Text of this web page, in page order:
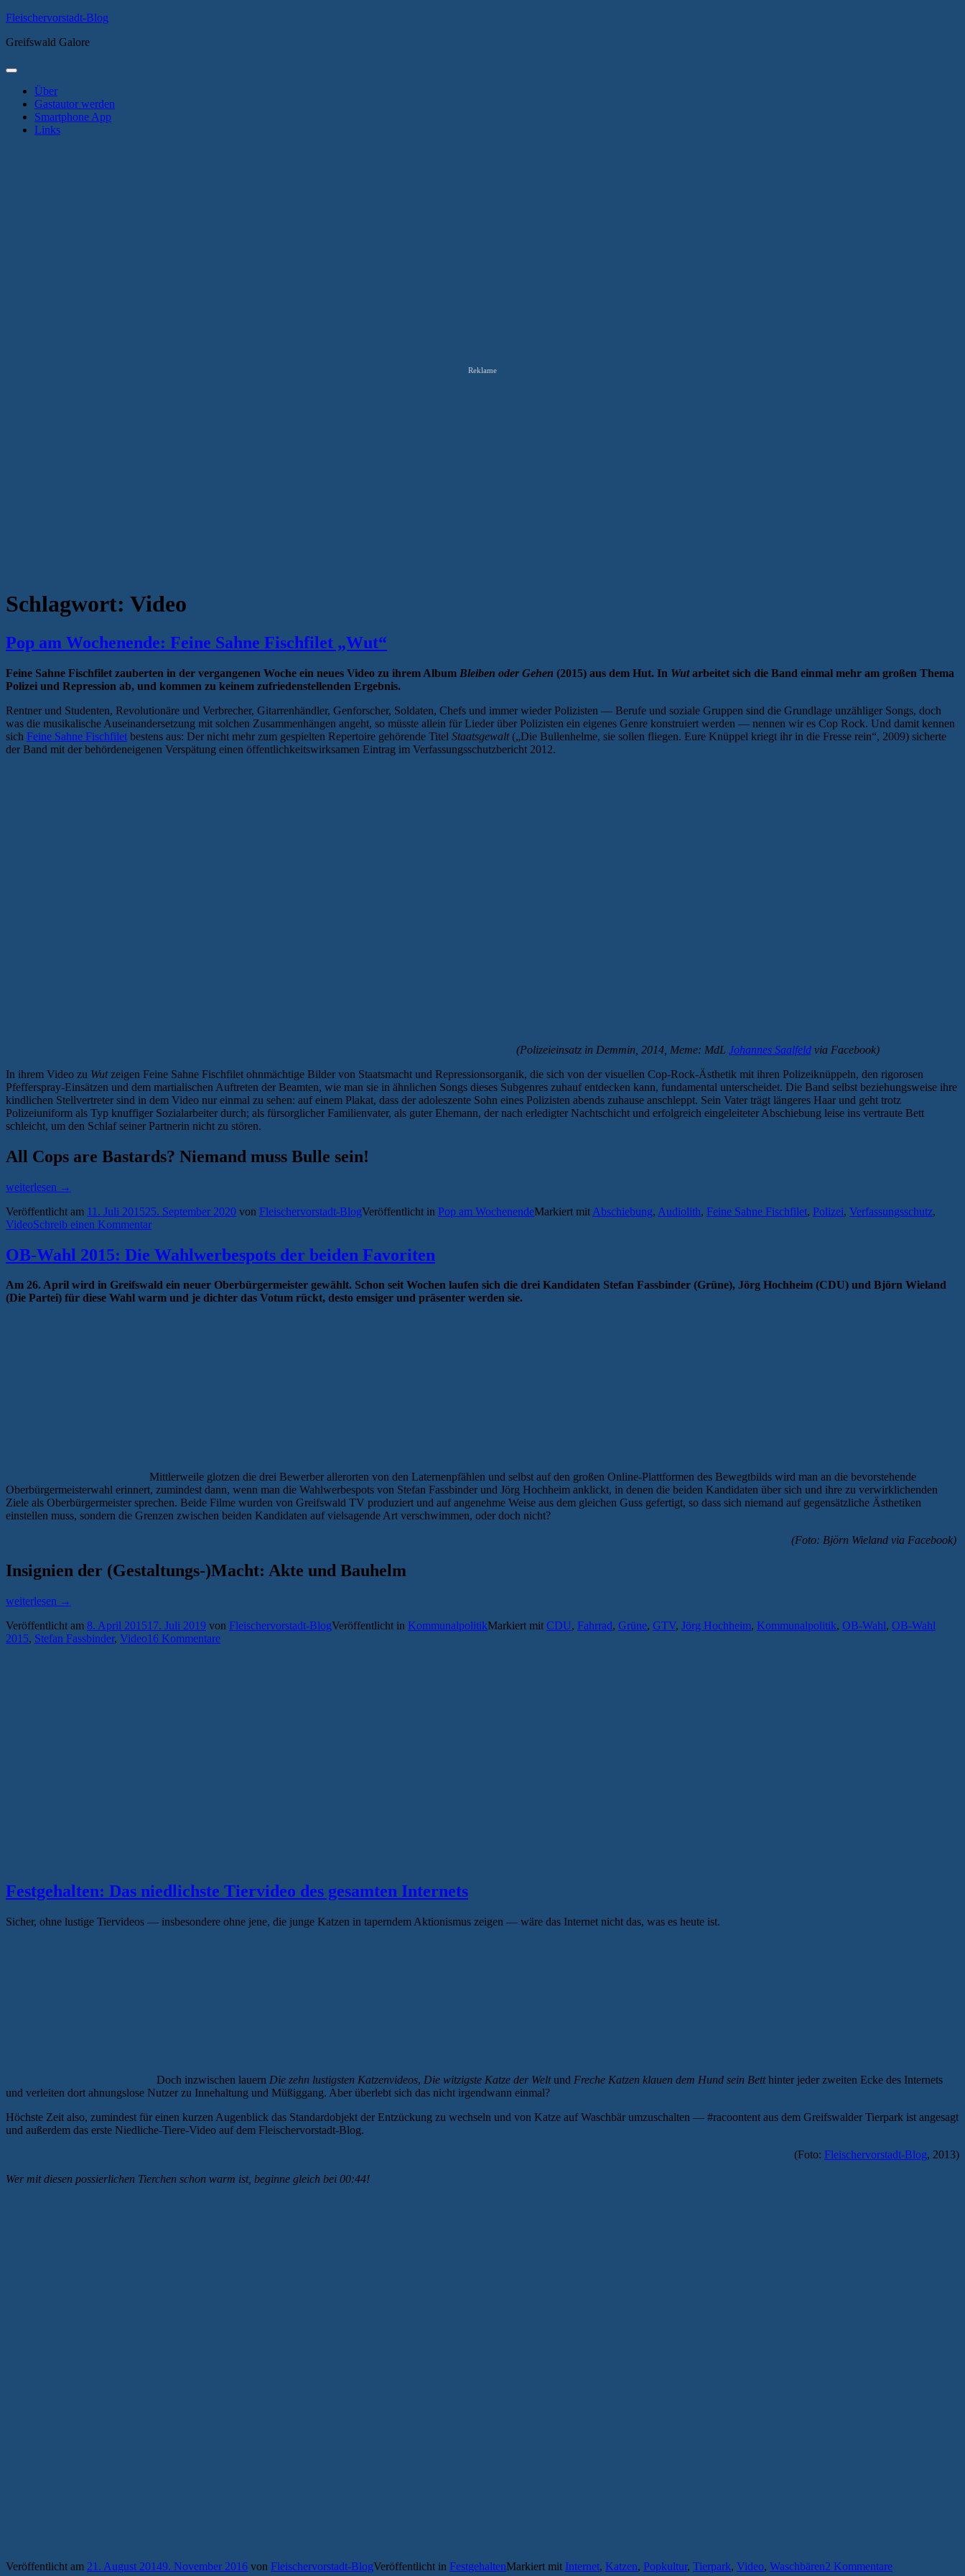
Zum
springen
Fleischervorstadt-Blog
Greifswald Galore
Primäres
Über
Gastautor werden
Smartphone App
Links
Reklame
Schlagwort: Video
Pop am Wochenende: Feine Sahne Fischfilet „Wut“
Feine Sahne Fischfilet zauberten in der vergangenen Woche ein neues Video zu ihrem Album Bleiben oder Gehen (2015) aus dem Hut. In Wutarbeitet sich die Band einmal mehr am großen Thema
Polizei und Repression ab, und kommen zu keinem zufriedenstellenden Ergebnis.
Rentner und Studenten, Revolutionäre und Verbrecher, Gitarrenhändler, Genforscher, Soldaten, Chefs und immer wieder Polizisten — Berufe und soziale Gruppen sind die Grundlage unzähliger Songs, doch
was die musikalische Auseinandersetzung mit solchen Zusammenhängen angeht, so müsste allein für Lieder über Polizisten ein eigenes Genre konstruiert werden — nennen wir es Cop Rock. Und damit kennen
sich Feine Sahne Fischfilet bestens aus: Der nicht mehr zum gespielten Repertoire gehörende Titel Staatsgewalt(„Die Bullenhelme, sie sollen fliegen. Eure Knüppel kriegt ihr in die Fresse rein“, 2009) sicherte
der Band mit der behördeneigenen Verspätung einen öffentlichkeitswirksamen Eintrag im Verfassungsschutzbericht 2012.
(Polizeieinsatz in Demmin, 2014, Meme: MdL Johannes Saalfeld via Facebook)
In ihrem Video zu Wutzeigen Feine Sahne Fischfilet ohnmächtige Bilder von Staatsmacht und Repressionsorganik, die sich von der visuellen Cop-Rock-Ästhetik mit ihren Polizeiknüppeln, den rigorosen
Pfefferspray-Einsätzen und dem martialischen Auftreten der Beamten, wie man sie in ähnlichen Songs dieses Subgenres zuhauf entdecken kann, fundamental unterscheidet. Die Band selbst beziehungsweise ihre
kindlichen Stellvertreter sind in dem Video nur einmal zu sehen: auf einem Plakat, dass der adoleszente Sohn eines Polizisten abends zuhause anschleppt. Sein Vater trägt längeres Haar und geht trotz
Polizeiuniform als Typ knuffiger Sozialarbeiter durch; als fürsorglicher Familienvater, als guter Ehemann, der nach erledigter Nachtschicht und erfolgreich eingeleiteter Abschiebung leise ins vertraute Bett
schleicht, um den Schlaf seiner Partnerin nicht zu stören.
All Cops are Bastards? Niemand muss Bulle sein!
„Pop
Wochenende:
Feine
Fischfilet
„Wut““
weiterlesen →
Veröffentlicht am 11. Juli 201525. September 2020 von Fleischervorstadt-BlogVeröffentlicht in Pop am WochenendeMarkiert mit Abschiebung, Audiolith, Feine Sahne Fischfilet, Polizei, Verfassungsschutz,
VideoSchreib einen Kommentar
OB-Wahl 2015: Die Wahlwerbespots der beiden Favoriten
Am 26. April wird in Greifswald ein neuer Oberbürgermeister gewählt. Schon seit Wochen laufen sich die drei Kandidaten Stefan Fassbinder (Grüne), Jörg Hochheim (CDU) und Björn Wieland
(Die Partei) für diese Wahl warm und je dichter das Votum rückt, desto emsiger und präsenter werden sie.
Mittlerweile glotzen die drei Bewerber allerorten von den Laternenpfählen und selbst auf den großen Online-Plattformen des Bewegtbilds wird man an die bevorstehende
Oberbürgermeisterwahl erinnert, zumindest dann, wenn man die Wahlwerbespots von Stefan Fassbinder und Jörg Hochheim anklickt, in denen die beiden Kandidaten über sich und ihre zu verwirklichenden
Ziele als Oberbürgermeister sprechen. Beide Filme wurden von Greifswald TV produziert und auf angenehme Weise aus dem gleichen Guss gefertigt, so dass sich niemand auf gegensätzliche Ästhetiken
einstellen muss, sondern die Grenzen zwischen beiden Kandidaten auf vielsagende Art verschwimmen, oder doch nicht?
(Foto: Björn Wieland via Facebook)
Insignien der (Gestaltungs-)Macht: Akte und Bauhelm
„OB-
2015:
Die
weiterlesen →
Veröffentlicht am 8. April 201517. Juli 2019 von Fleischervorstadt-BlogVeröffentlicht in KommunalpolitikMarkiert mit CDU, Fahrrad, Grüne, GTV, Jörg Hochheim, Kommunalpolitik, OB-Wahl, OB-Wahl
2015, Stefan Fassbinder, Video16 Kommentare
Festgehalten: Das niedlichste Tiervideo des gesamten Internets
Sicher, ohne lustige Tiervideos — insbesondere ohne jene, die junge Katzen in taperndem Aktionismus zeigen — wäre das Internet nicht das, was es heute ist.
Doch inzwischen lauern Die zehn lustigsten Katzenvideos, Die witzigste Katze der Weltund Freche Katzen klauen dem Hund sein Betthinter jeder zweiten Ecke des Internets
und verleiten dort ahnungslose Nutzer zu Innehaltung und Müßiggang. Aber überlebt sich das nicht irgendwann einmal?
Höchste Zeit also, zumindest für einen kurzen Augenblick das Standardobjekt der Entzückung zu wechseln und von Katze auf Waschbär umzuschalten — #racoontent aus dem Greifswalder Tierpark ist angesagt
und außerdem das erste Niedliche-Tiere-Video auf dem Fleischervorstadt-Blog.
(Foto: Fleischervorstadt-Blog, 2013)
Wer mit diesen possierlichen Tierchen schon warm ist, beginne gleich bei 00:44!
Veröffentlicht am 21. August 20149. November 2016 von Fleischervorstadt-BlogVeröffentlicht in FestgehaltenMarkiert mit Internet, Katzen, Popkultur, Tierpark, Video, Waschbären2 Kommentare